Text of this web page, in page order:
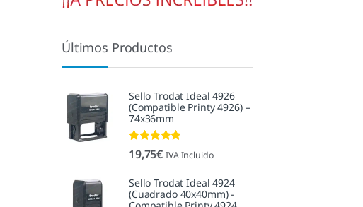
Últimos Productos
Sello Trodat Ideal 4926
(Compatible Printy 4926) –
74x36mm
Valorado con
5.00de 5
19,75€ IVA Incluido
Sello Trodat Ideal 4924
(Cuadrado 40x40mm) -